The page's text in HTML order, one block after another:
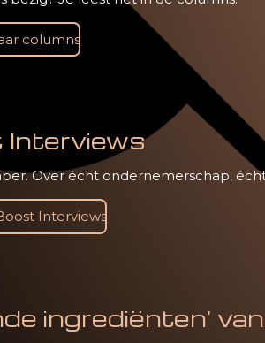
columns
Interviews
Over écht ondernemerschap,
Interviews
ingrediënten'